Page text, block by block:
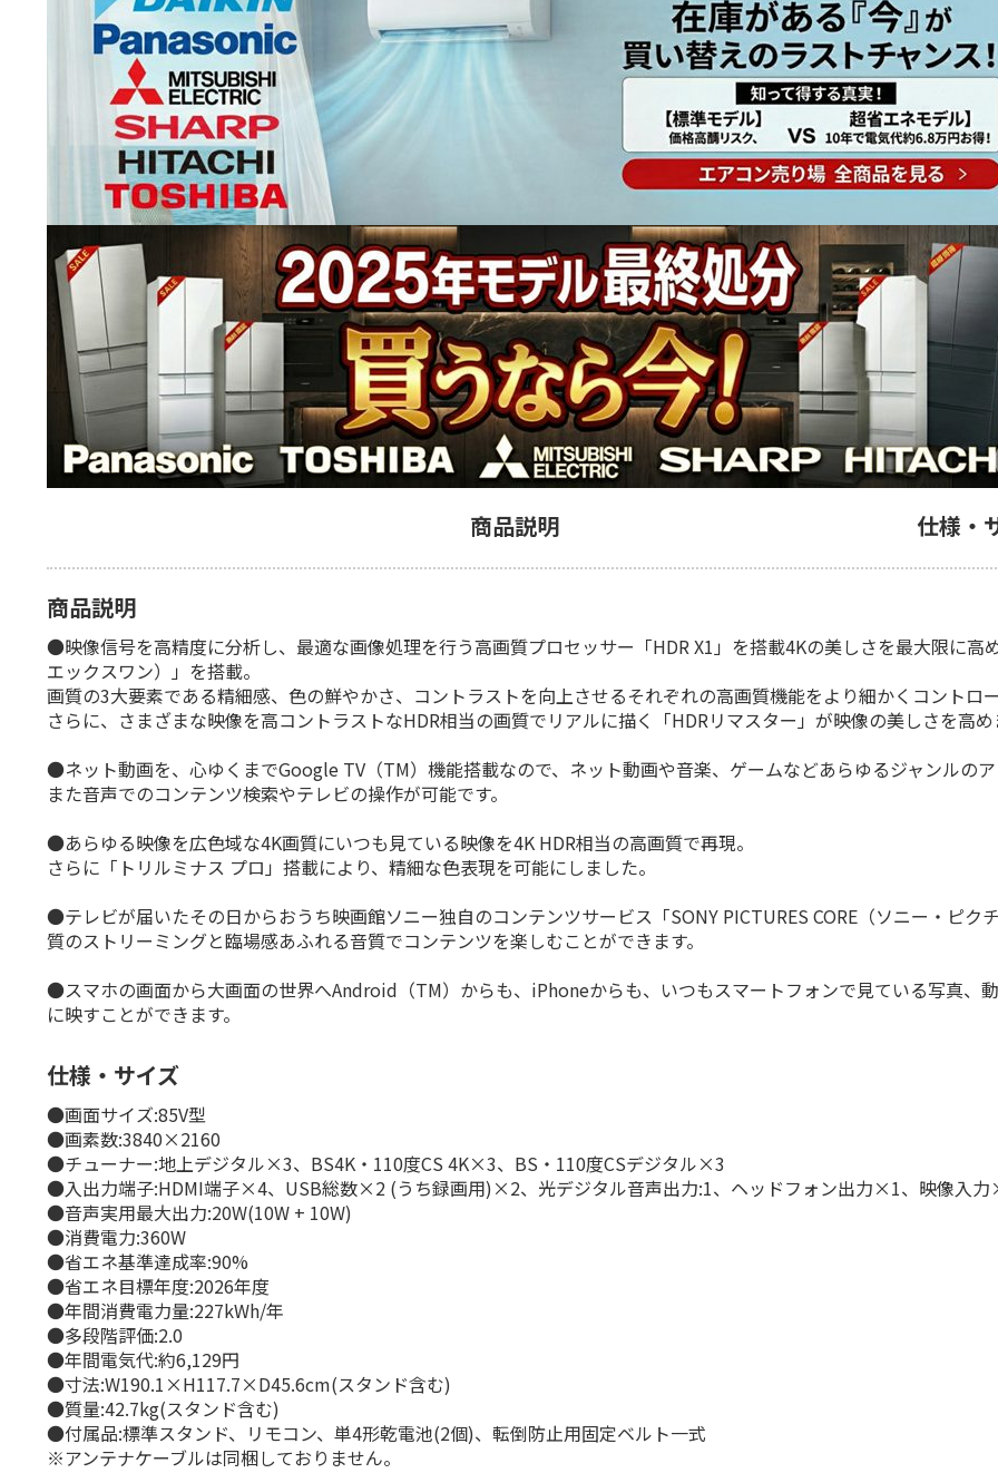
商品説明 仕様・
商品説明
●映像信号を高精度に分析し、最適な画像処理を行う高画質プロセッサー「HDR X1」を搭載4Kの美しさを最大限に高
エックスワン）」を搭載。
画質の3大要素である精細感、色の鮮やかさ、コントラストを向上させるそれぞれの高画質機能をより細かくコントロ
さらに、さまざまな映像を高コントラストなHDR相当の画質でリアルに描く「HDRリマスター」が映像の美しさを高め
●ネット動画を、心ゆくまでGoogle TV（TM）機能搭載なので、ネット動画や音楽、ゲームなどあらゆるジャンルの
また音声でのコンテンツ検索やテレビの操作が可能です。
●あらゆる映像を広色域な4K画質にいつも見ている映像を4K HDR相当の高画質で再現。
さらに「トリルミナス プロ」搭載により、精細な色表現を可能にしました。
●テレビが届いたその日からおうち映画館ソニー独自のコンテンツサービス「SONY PICTURES CORE（ソニー・ピ
質のストリーミングと臨場感あふれる音質でコンテンツを楽しむことができます。
●スマホの画面から大画面の世界へAndroid（TM）からも、iPhoneからも、いつもスマートフォンで見ている写真、
に映すことができます。
仕様・サイズ
●画面サイズ:85V型
●画素数:3840×2160
●チューナー:地上デジタル×3、BS4K・110度CS 4K×3、BS・110度CSデジタル×3
●入出力端子:HDMI端子×4、USB総数×2 (うち録画用)×2、光デジタル音声出力:1、ヘッドフォン出力×1、映像入
●音声実用最大出力:20W(10W + 10W)
●消費電力:360W
●省エネ基準達成率:90%
●省エネ目標年度:2026年度
●年間消費電力量:227kWh/年
●多段階評価:2.0
●年間電気代:約6,129円
●寸法:W190.1×H117.7×D45.6cm(スタンド含む)
●質量:42.7kg(スタンド含む)
●付属品:標準スタンド、リモコン、単4形乾電池(2個)、転倒防止用固定ベルト一式
※アンテナケーブルは同梱しておりません。